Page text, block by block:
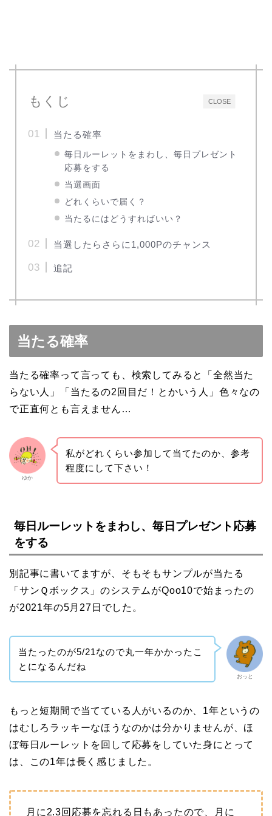
CLOSE
もくじ
当たる確率
毎日ルーレットをまわし、毎日プレゼント
応募をする
当選画面
どれくらいで届く？
当たるにはどうすればいい？
当選したらさらに1,000Pのチャンス
追記
当たる確率
当たる確率って言っても、検索してみると「全然当た
らない人」「当たるの2回目だ！とかいう人」色々なの
で正直何とも言えません…
ゆか
私がどれくらい参加して当てたのか、参考
程度にして下さい！
毎日ルーレットをまわし、毎日プレゼント応募
をする
別記事に書いてますが、そもそもサンプルが当たる
「サンＱボックス」のシステムがQoo10で始まったの
が2021年の5月27日でした。
おっと
当たったのが5/21なので丸一年かかったこ
とになるんだね
もっと短期間で当てている人がいるのか、1年というの
はむしろラッキーなほうなのかは分かりませんが、ほ
ぼ毎日ルーレットを回して応募をしていた身にとって
は、この1年は長く感じました。
月に2.3回応募を忘れる日もあったので、月に